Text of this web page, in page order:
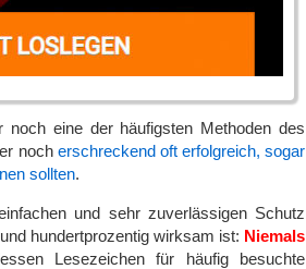
noch eine der häufigsten Methoden des
noch erschreckend oft erfolgreich, sogar
sollten.
und sehr zuverlässigen Schutz
hundertprozentig wirksam ist: Niemals
Lesezeichen für häufig besuchte